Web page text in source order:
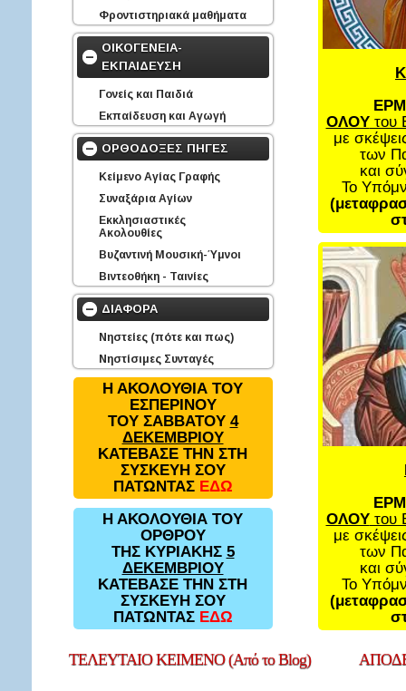
Φροντιστηριακά μαθήματα
ΟΙΚΟΓΕΝΕΙΑ-
ΕΚΠΑΙΔΕΥΣΗ
Γονείς και Παιδιά
Εκπαίδευση και Αγωγή
ΟΡΘΟΔΟΞΕΣ ΠΗΓΕΣ
Κείμενο Αγίας Γραφής
Συναξάρια Αγίων
Εκκλησιαστικές
Ακολουθίες
Βυζαντινή Μουσική-Ύμνοι
Βιντεοθήκη - Ταινίες
ΔΙΑΦΟΡΑ
Νηστείες (πότε και πως)
Νηστίσιμες Συνταγές
Η ΑΚΟΛΟΥΘΙΑ ΤΟΥ
ΕΣΠΕΡΙΝΟΥ
ΤΟΥ ΣΑΒΒΑΤΟΥ 4
ΔΕΚΕΜΒΡΙΟΥ
ΚΑΤΕΒΑΣΕ ΤΗΝ ΣΤΗ
ΣΥΣΚΕΥΗ ΣΟΥ
ΠΑΤΩΝΤΑΣ ΕΔΩ
Η ΑΚΟΛΟΥΘΙΑ ΤΟΥ
ΟΡΘΡΟΥ
ΤΗΣ ΚΥΡΙΑΚΗΣ 5
ΔΕΚΕΜΒΡΙΟΥ
ΚΑΤΕΒΑΣΕ ΤΗΝ ΣΤΗ
ΣΥΣΚΕΥΗ ΣΟΥ
ΠΑΤΩΝΤΑΣ ΕΔΩ
ΟΛΟΥτου
με
των
και
Το
ΟΛΟΥτου
με
των
και
Το
ΤΕΛΕΥΤΑΙΟΚΕΙΜΕΝΟ (Από το Blog)